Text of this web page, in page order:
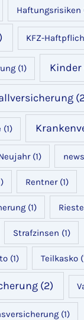
Haftungsrisiken
KFZ-
(1) Kinder
(1)
(1) news
Rentner(1)
(1)
Strafzinsen (1)
(1) Teilkasko
(2)
(1)